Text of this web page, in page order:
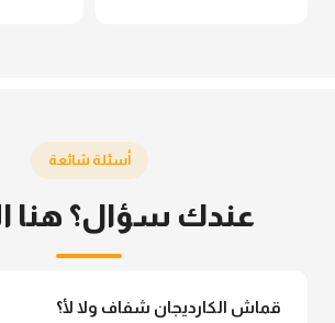
أسئلة شائعة
عندك سؤال؟ هنا
قماش الكارديجان شفاف ولا لأ؟